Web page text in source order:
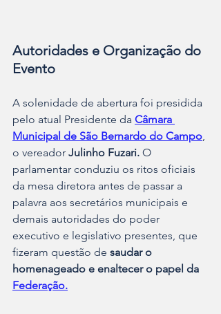
Autoridades e Organização do
Evento
A solenidade de abertura foi presidida
pelo atual Presidente da Câmara
Municipal de São Bernardo do Campo
o vereador Julinho Fuzari. O
parlamentar conduziu os ritos oficiais
da mesa diretora antes de passar a
palavra aos secretários municipais e
demais autoridades do poder
executivo e legislativo presentes, que
fizeram questão de saudar o
homenageado e enaltecer o papel da
Federação.